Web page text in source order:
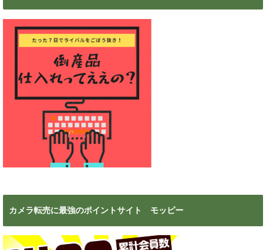
カメラ転売に最強のポイントサイト モッピー